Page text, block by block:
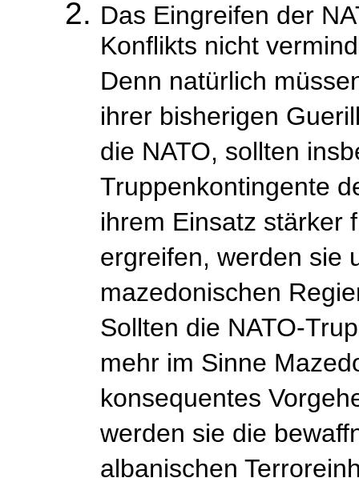
Das Eingreifen der
Konflikts nicht
Denn natürlich
ihrer bisherigen
die NATO, sollten
Truppenkontingente
ihrem Einsatz stärker
ergreifen, werden sie
mazedonischen
Sollten die NATO-
mehr im Sinne
konsequentes
werden sie die
albanischen